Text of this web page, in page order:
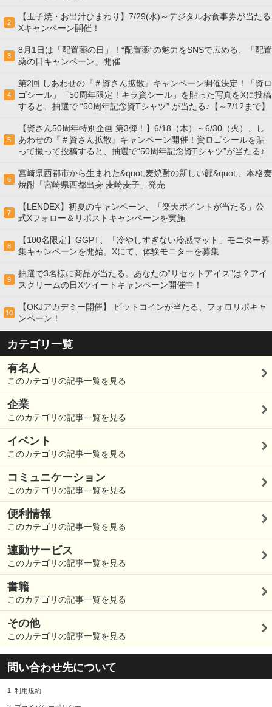
2
【玉子焼・お出汁ひまわり】7/29(水)～デジタルお食事券が当たる
Xキャンペーン開催！
3
8月1日は「配置薬の日」！“配置薬“の魅力をSNSで広める、「配置
薬の日キャンペーン」開催
4
第2回 しあわせの『＃資さん拡散』キャンペーン開催決定！「資ロ
ゴシール」「50周年限定！キラ資シール」を貼った写真をXに投稿
すると、抽選で “50周年記念資Tシャツ” が当たる♪【～7/12まで】
5
【資さん50周年特別企画 第3弾！】6/18（木）～6/30（火）、し
あわせの『＃資さん拡散』キャンペーン開催！資ロゴシールを貼
って撮って投稿すると、抽選で“50周年記念資Tシャツ”が当たる♪
6
宮崎県西都市から生まれた&quot;麦焼酎の新しい顔&quot;、本格麦
焼酎「宮崎県西都出身 麦崎麦子」発売
7
【LENDEX】初夏のキャンペーン、「楽天ポイントが当たる」公
式Xフォロー＆リポストキャンペーンを実施
8
【100名限定】GGPT、「冷やしすぎない冷感マット」モニター募
集キャンペーンを開始。Xにて、体験モニターを募集
9
抽選で3名様に商品が当たる。あなたの“リセットアイス”は？アイ
スクリームの日Xツイートキャンペーン開催中！
10
【OKJアカデミー開催】 ビットコインが当たる、フォロリポキャ
ンペーン！
カテゴリ一覧
有名人
このカテゴリの記事一覧を見る
企業
このカテゴリの記事一覧を見る
イベント
このカテゴリの記事一覧を見る
コミュニケーション
このカテゴリの記事一覧を見る
便利情報
このカテゴリの記事一覧を見る
連動サービス
このカテゴリの記事一覧を見る
書籍
このカテゴリの記事一覧を見る
その他
このカテゴリの記事一覧を見る
問い合わせ先について
1. 利用規約